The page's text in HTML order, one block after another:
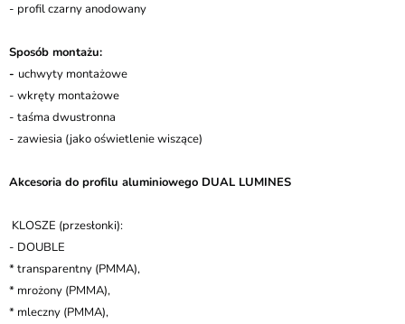
- profil czarny anodowany
Sposób montażu:
- uchwyty montażowe
- wkręty montażowe
- taśma dwustronna
- zawiesia (jako oświetlenie wiszące)
Akcesoria do profilu aluminiowego DUAL LUMINES
KLOSZE (przesłonki):
- DOUBLE
* transparentny (PMMA),
* mrożony (PMMA),
* mleczny (PMMA),